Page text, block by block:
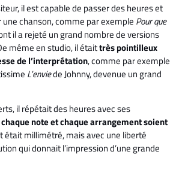
il est capable de passer des heures et
chanson, comme par exemple Pour que
il a rejeté un grand nombre de versions
même en studio, il étaittrès pointilleux
de l’interprétation, comme par exemple
L’enviede Johnny, devenue un grand
il répétait des heures avec ses
note et chaque arrangement soient
était millimétré, mais avec une liberté
qui donnait l’impression d’une grande